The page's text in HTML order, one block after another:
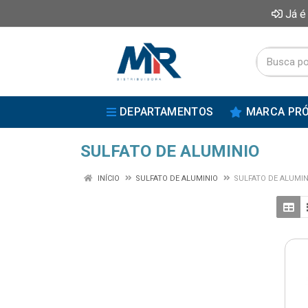
Já
DEPARTAMENTOS MARCA
SULFATO DE ALUMINIO
INÍCIO SULFATO DE ALUMINIO SULFATO DE